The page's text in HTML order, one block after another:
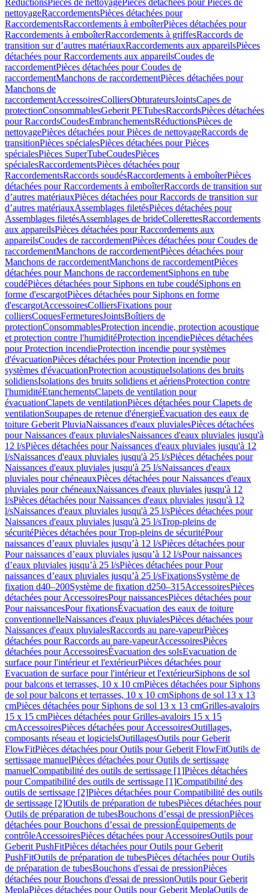
RéductionsPièces de nettoyagePièces détachées pour Pièces de
nettoyageRaccordementsPièces détachées pour
RaccordementsRaccordements à emboîterPièces détachées pour
Raccordements à emboîterRaccordements à griffesRaccords de
transition sur d’autres matériauxRaccordements aux appareilsPièces
détachées pour Raccordements aux appareilsCoudes de
raccordementPièces détachées pour Coudes de
raccordementManchons de raccordementPièces détachées pour
Manchons de
raccordementAccessoiresColliersObturateursJointsCapes de
protectionConsommablesGeberit PETubesRaccordsPièces détachées
pour RaccordsCoudesEmbranchementsRéductionsPièces de
nettoyagePièces détachées pour Pièces de nettoyageRaccords de
transitionPièces spécialesPièces détachées pour Pièces
spécialesPièces SuperTubeCoudesPièces
spécialesRaccordementsPièces détachées pour
RaccordementsRaccords soudésRaccordements à emboîterPièces
détachées pour Raccordements à emboîterRaccords de transition sur
d’autres matériauxPièces détachées pour Raccords de transition sur
d’autres matériauxAssemblages filetésPièces détachées pour
Assemblages filetésAssemblages de brideCollerettesRaccordements
aux appareilsPièces détachées pour Raccordements aux
appareilsCoudes de raccordementPièces détachées pour Coudes de
raccordementManchons de raccordementPièces détachées pour
Manchons de raccordementManchons de raccordementPièces
détachées pour Manchons de raccordementSiphons en tube
coudéPièces détachées pour Siphons en tube coudéSiphons en
forme d'escargotPièces détachées pour Siphons en forme
d'escargotAccessoiresColliersFixations pour
colliersCoquesFermeturesJointsBoîtiers de
protectionConsommablesProtection incendie, protection acoustique
et protection contre l'humiditéProtection incendiePièces détachées
pour Protection incendieProtection incendie pour systèmes
d'évacuationPièces détachées pour Protection incendie pour
systèmes d'évacuationProtection acoustiqueIsolations des bruits
solidiensIsolations des bruits solidiens et aériensProtection contre
l'humiditéEtanchementsClapets de ventilation pour
évacuationClapets de ventilationPièces détachées pour Clapets de
ventilationSoupapes de retenue d'énergieÉvacuation des eaux de
toiture Geberit PluviaNaissances d'eaux pluvialesPièces détachées
pour Naissances d'eaux pluvialesNaissances d'eaux pluviales jusqu'à
12 l/sPièces détachées pour Naissances d'eaux pluviales jusqu'à 12
l/sNaissances d'eaux pluviales jusqu'à 25 l/sPièces détachées pour
Naissances d'eaux pluviales jusqu'à 25 l/sNaissances d'eaux
pluviales pour chéneauxPièces détachées pour Naissances d'eaux
pluviales pour chéneauxNaissances d'eaux pluviales jusqu'à 12
l/sPièces détachées pour Naissances d'eaux pluviales jusqu'à 12
l/sNaissances d'eaux pluviales jusqu'à 25 l/sPièces détachées pour
Naissances d'eaux pluviales jusqu'à 25 l/sTrop-pleins de
sécuritéPièces détachées pour Trop-pleins de sécuritéPour
naissances d’eaux pluviales jusqu’à 12 l/sPièces détachées pour
Pour naissances d’eaux pluviales jusqu’à 12 l/sPour naissances
d’eaux pluviales jusqu’à 25 l/sPièces détachées pour Pour
naissances d’eaux pluviales jusqu’à 25 l/sFixationsSystème de
fixation d40–200Système de fixation d250–315AccessoiresPièces
détachées pour AccessoiresPour naissancesPièces détachées pour
Pour naissancesPour fixationsÉvacuation des eaux de toiture
conventionnelleNaissances d'eaux pluvialesPièces détachées pour
Naissances d'eaux pluvialesRaccords au pare-vapeurPièces
détachées pour Raccords au pare-vapeurAccessoiresPièces
détachées pour AccessoiresÉvacuation des solsEvacuation de
surface pour l'intérieur et l'extérieurPièces détachées pour
Evacuation de surface pour l'intérieur et l'extérieurSiphons de sol
pour balcons et terrasses, 10 x 10 cmPièces détachées pour Siphons
de sol pour balcons et terrasses, 10 x 10 cmSiphons de sol 13 x 13
cmPièces détachées pour Siphons de sol 13 x 13 cmGrilles-avaloirs
15 x 15 cmPièces détachées pour Grilles-avaloirs 15 x 15
cmAccessoiresPièces détachées pour AccessoiresOutillages,
composants réseau et logicielsOutillagesOutils pour Geberit
FlowFitPièces détachées pour Outils pour Geberit FlowFitOutils de
sertissage manuelPièces détachées pour Outils de sertissage
manuelCompatibilité des outils de sertissage [1]Pièces détachées
pour Compatibilité des outils de sertissage [1]Compatibilité des
outils de sertissage [2]Pièces détachées pour Compatibilité des outils
de sertissage [2]Outils de préparation de tubesPièces détachées pour
Outils de préparation de tubesBouchons d’essai de pressionPièces
détachées pour Bouchons d’essai de pressionÉquipements de
contrôleAccessoiresPièces détachées pour AccessoiresOutils pour
Geberit PushFitPièces détachées pour Outils pour Geberit
PushFitOutils de préparation de tubesPièces détachées pour Outils
de préparation de tubesBouchons d'essai de pressionPièces
détachées pour Bouchons d'essai de pressionOutils pour Geberit
MeplaPièces détachées pour Outils pour Geberit MeplaOutils de